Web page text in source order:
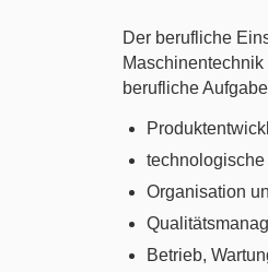
Der berufliche
berufliche
Organisation
Betrieb,